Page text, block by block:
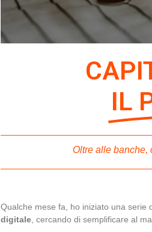
IL
Oltre alle banche,
Qualche mese fa, ho iniziato una serie
digitale, cercando di semplificare al